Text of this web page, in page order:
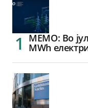
МЕМО: Во
MWh